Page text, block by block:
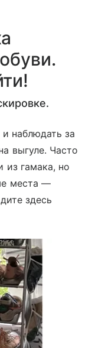
наблюдать за
выгуле. Часто
из гамака, но
места —
здесь